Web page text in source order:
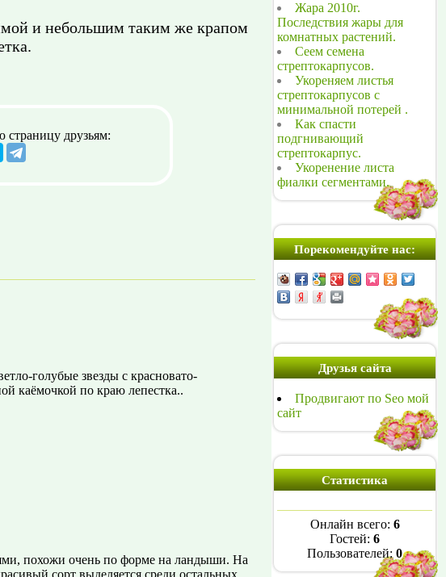
и небольшим таким же крапом
страницу друзьям:
голубые звезды с красновато-
каёмочкой по краю лепестка..
похожи очень по форме на ландыши. На
сорт выделяется среди остальных
Жара 2010г.
Последствия жары для
комнатных растений.
Сеем семена
стрептокарпусов.
Укореняем листья
стрептокарпусов с
минимальной потерей .
Как спасти
подгнивающий
стрептокарпус.
Укоренение листа
фиалки сегментами.
Порекомендуйте нас:
Друзья сайта
Продвигают по Seo мой
сайт
Статистика
Онлайн всего: 6
Гостей: 6
Пользователей: 0